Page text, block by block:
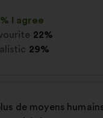
I agree
22%
29%
de moyens